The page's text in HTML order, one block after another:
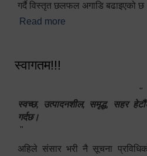
गर्दै विस्तृत छलफल अगाडि बढाइएको
Read more
स्वागतम!!!
"
स्वच्छ, उत्पादनशील, समृद्ध, सहर
गर्दछ।
"
अहिले संसार भरी नै सूचना